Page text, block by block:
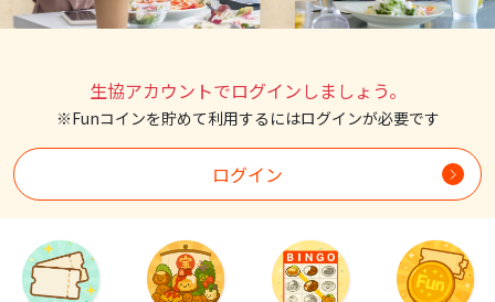
生協アカウントでログインしましょう。
※Funコインを貯めて利用するにはログインが必要です
ログイン